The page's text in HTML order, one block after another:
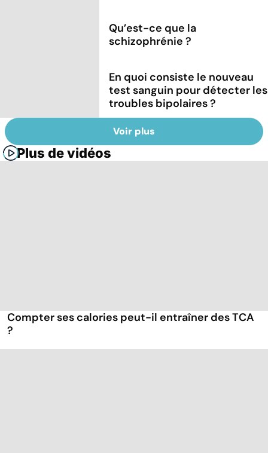
Qu’est-ce que la
schizophrénie ?
En quoi consiste le nouveau
test sanguin pour détecter les
troubles bipolaires ?
Voir plus
Plus de vidéos
Compter ses calories peut-il entraîner des TCA
?